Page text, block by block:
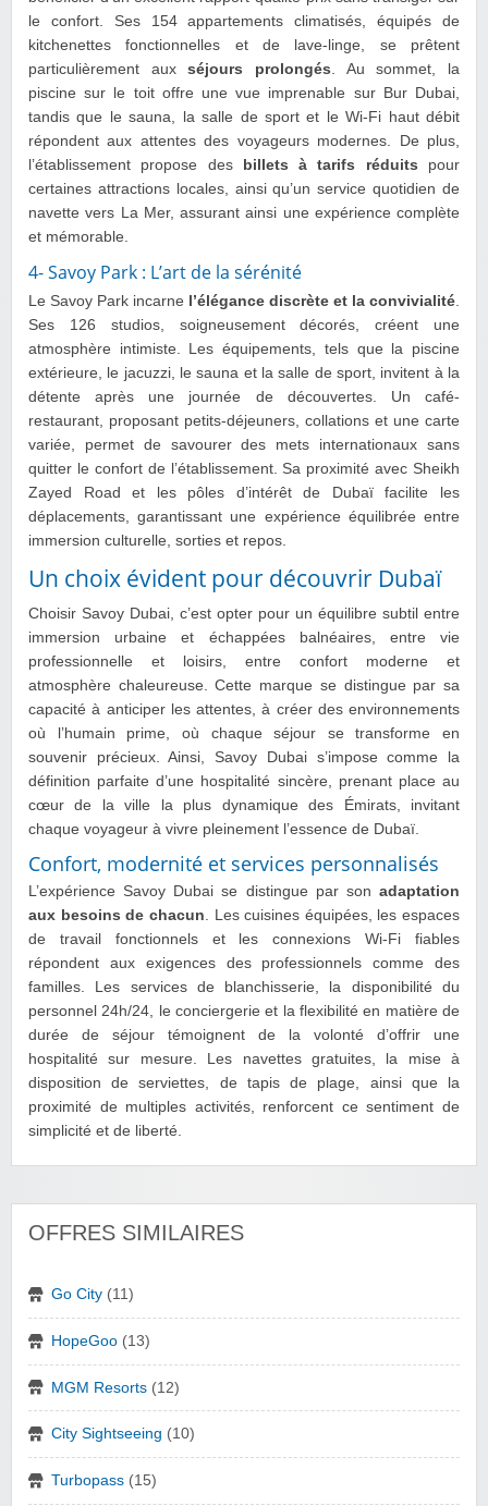
le confort. Ses 154 appartements climatisés, équipés de
kitchenettes fonctionnelles et de lave-linge, se prêtent
particulièrement auxséjours prolongés . Au sommet, la
piscine sur le toit offre une vue imprenable sur Bur Dubai,
tandis que le sauna, la salle de sport et le Wi-Fi haut débit
répondent aux attentes des voyageurs modernes. De plus,
l’établissement propose des billets à tarifs réduits pour
certaines attractions locales, ainsi qu’un service quotidien de
navette vers La Mer, assurant ainsi une expérience complète
et mémorable.
4- Savoy Park : L’art de la sérénité
Le Savoy Park incarne l’élégance discrète et la convivialité
Ses 126 studios, soigneusement décorés, créent une
atmosphère intimiste. Les équipements, tels que la piscine
extérieure, le jacuzzi, le sauna et la salle de sport, invitent à la
détente après une journée de découvertes. Un café-
restaurant, proposant petits-déjeuners, collations et une carte
variée, permet de savourer des mets internationaux sans
quitter le confort de l’établissement. Sa proximité avec Sheikh
Zayed Road et les pôles d’intérêt de Dubaï facilite les
déplacements, garantissant une expérience équilibrée entre
immersion culturelle, sorties et repos.
Un choix évident pour découvrir Dubaï
Choisir Savoy Dubai, c’est opter pour un équilibre subtil entre
immersion urbaine et échappées balnéaires, entre vie
professionnelle et loisirs, entre confort moderne et
atmosphère chaleureuse. Cette marque se distingue par sa
capacité à anticiper les attentes, à créer des environnements
où l’humain prime, où chaque séjour se transforme en
souvenir précieux. Ainsi, Savoy Dubai s’impose comme la
définition parfaite d’une hospitalité sincère, prenant place au
cœur de la ville la plus dynamique des Émirats, invitant
chaque voyageur à vivre pleinement l’essence de Dubaï.
Confort, modernité et services personnalisés
L’expérience Savoy Dubai se distingue par son adaptation
aux besoins de chacun . Les cuisines équipées, les espaces
de travail fonctionnels et les connexions Wi-Fi fiables
répondent aux exigences des professionnels comme des
familles. Les services de blanchisserie, la disponibilité du
personnel 24h/24, le conciergerie et la flexibilité en matière de
durée de séjour témoignent de la volonté d’offrir une
hospitalité sur mesure. Les navettes gratuites, la mise à
disposition de serviettes, de tapis de plage, ainsi que la
proximité de multiples activités, renforcent ce sentiment de
simplicité et de liberté.
OFFRES SIMILAIRES
Go City (11)
HopeGoo (13)
MGM Resorts (12)
City Sightseeing (10)
Turbopass (15)